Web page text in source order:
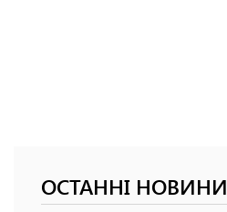
ОСТАННІ НОВИНИ